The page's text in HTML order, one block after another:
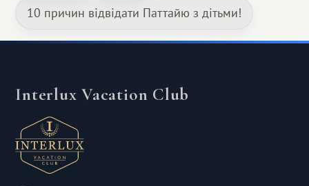
10 причин відвідати Паттайю з дітьми!
Interlux Vacation Club